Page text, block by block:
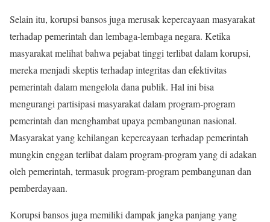
Selain itu, korupsi bansos juga merusak kepercayaan masyarakat
terhadap pemerintah dan lembaga-lembaga negara. Ketika
masyarakat melihat bahwa pejabat tinggi terlibat dalam korupsi,
mereka menjadi skeptis terhadap integritas dan efektivitas
pemerintah dalam mengelola dana publik. Hal ini bisa
mengurangi partisipasi masyarakat dalam program-program
pemerintah dan menghambat upaya pembangunan nasional.
Masyarakat yang kehilangan kepercayaan terhadap pemerintah
mungkin enggan terlibat dalam program-program yang di adakan
oleh pemerintah, termasuk program-program pembangunan dan
pemberdayaan.
Korupsi bansos juga memiliki dampak jangka panjang yang